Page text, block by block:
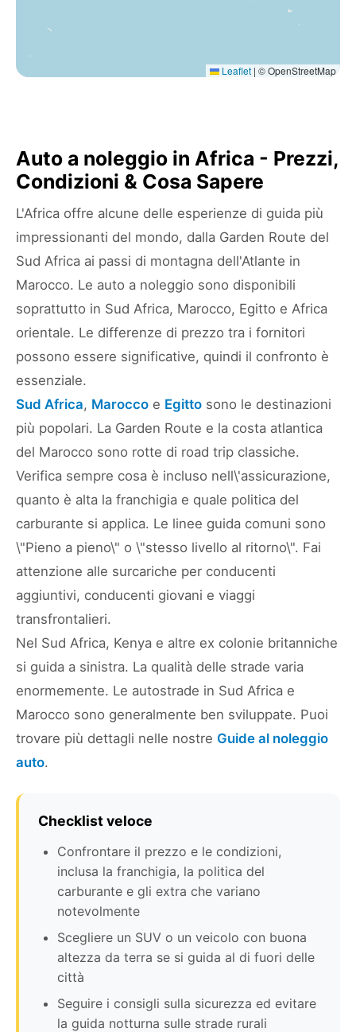
Leaflet | © OpenStreetMap
Auto a noleggio in Africa - Prezzi,
Condizioni & Cosa Sapere
L'Africa offre alcune delle esperienze di guida più
impressionanti del mondo, dalla Garden Route del
Sud Africa ai passi di montagna dell'Atlante in
Marocco. Le auto a noleggio sono disponibili
soprattutto in Sud Africa, Marocco, Egitto e Africa
orientale. Le differenze di prezzo tra i fornitori
possono essere significative, quindi il confronto è
essenziale.
Sud Africa, Marocco e Egitto sono le destinazioni
più popolari. La Garden Route e la costa atlantica
del Marocco sono rotte di road trip classiche.
Verifica sempre cosa è incluso nell\'assicurazione,
quanto è alta la franchigia e quale politica del
carburante si applica. Le linee guida comuni sono
\"Pieno a pieno\" o \"stesso livello al ritorno\". Fai
attenzione alle surcariche per conducenti
aggiuntivi, conducenti giovani e viaggi
transfrontalieri.
Nel Sud Africa, Kenya e altre ex colonie britanniche
si guida a sinistra. La qualità delle strade varia
enormemente. Le autostrade in Sud Africa e
Marocco sono generalmente ben sviluppate. Puoi
trovare più dettagli nelle nostre Guide al noleggio
auto.
Checklist veloce
Confrontare il prezzo e le condizioni,
inclusa la franchigia, la politica del
carburante e gli extra che variano
notevolmente
Scegliere un SUV o un veicolo con buona
altezza da terra se si guida al di fuori delle
città
Seguire i consigli sulla sicurezza ed evitare
la guida notturna sulle strade rurali